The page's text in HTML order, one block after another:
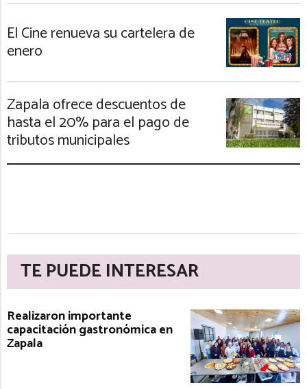
El Cine renueva su cartelera de
enero
Zapala ofrece descuentos de
hasta el 20% para el pago de
tributos municipales
TE PUEDE INTERESAR
Realizaron importante
capacitación gastronómica en
Zapala